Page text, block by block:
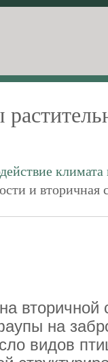
климата
и вторичная
вторичной
на
видов